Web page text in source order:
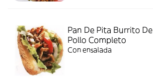
Pan De Pita Burrito De
Pollo Completo
Con ensalada